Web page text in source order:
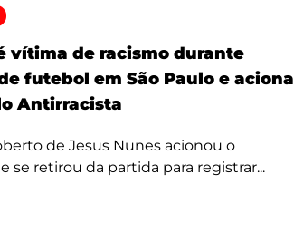
vítima de racismo durante
futebol em São Paulo e aciona
Antirracista
de Jesus Nunes acionou o
se retirou da partida para registrar...